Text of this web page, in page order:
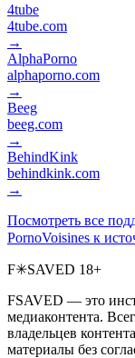
4tube
4tube.com
→
AlphaPorno
alphaporno.com
→
Beeg
beeg.com
→
BehindKink
behindkink.com
→
Посмотреть все
PornoVoisines к
F✳SAVED 18+
FSAVED — это
медиаконтента.
владельцев
материалы без